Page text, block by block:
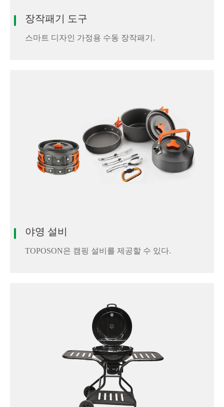
장작패기 도구
스마트 디자인 가정용 수동 장작패기.
야영 설비
TOPOSON은 캠핑 설비를 제공할 수 있다.